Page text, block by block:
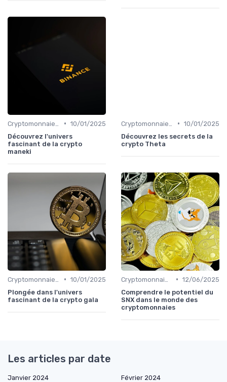
• 10/01/2025
Découvrez l'univers
fascinant de la crypto
maneki
• 10/01/2025
Découvrez les secrets de la
crypto Theta
• 10/01/2025
Plongée dans l'univers
fascinant de la crypto gala
• 12/06/2025
Comprendre le potentiel du
SNX dans le monde des
cryptomonnaies
Les articles par date
Janvier 2024
Février 2024